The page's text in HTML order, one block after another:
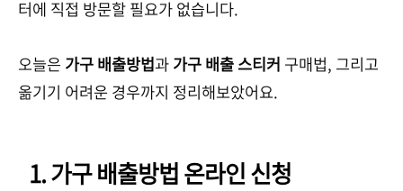
터에 직접 방문할 필요가 없습니다.
오늘은 가구 배출방법과가구 배출 스티커 구매법, 그리고
옮기기 어려운 경우까지 정리해보았어요.
1. 가구 배출방법 온라인 신청